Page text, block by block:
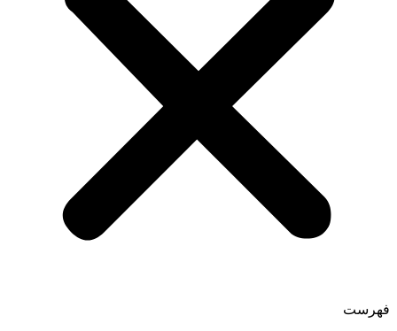
فهرست